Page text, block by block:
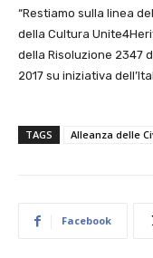
“Restiamo sulla linea
della Cultura
della Risoluzione 2347
2017 su iniziativa
TAGS Alleanza delle
Facebook